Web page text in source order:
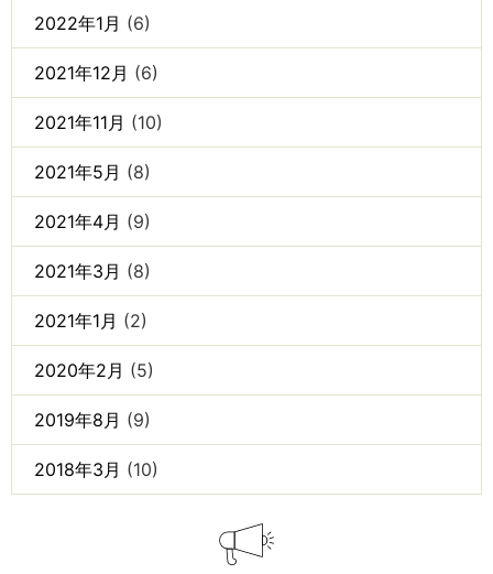
2022年1月 (6)
2021年12月 (6)
2021年11月 (10)
2021年5月 (8)
2021年4月 (9)
2021年3月 (8)
2021年1月 (2)
2020年2月 (5)
2019年8月 (9)
2018年3月 (10)